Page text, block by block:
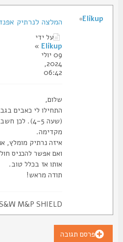
המלצה לנרתיק
על ידי
Elikup
»
09 יולי
2024,
06:42
שלום,
התחילו לי כאבים בגב
(שעה 4-5). לכן
מקדימה.
איזה נרתיק מומלץ, אני
ואם אפשר להכניס
אותו אז בכלל טוב.
תודה מראש!
S&W M&P SHIELD
Elikup
פרסם תגובה